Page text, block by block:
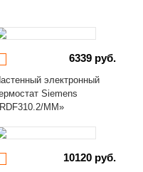
6339 руб.
электронный
Siemens
MM»
10120 руб.